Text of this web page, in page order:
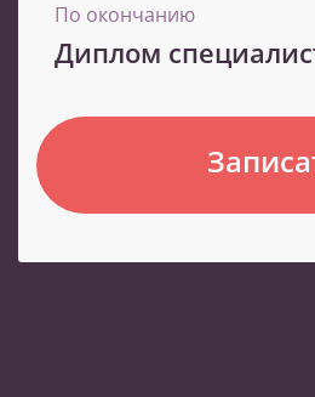
По окончанию
Диплом